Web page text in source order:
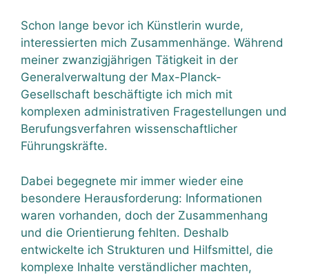
Schon lange bevor ich Künstlerin wurde,
interessierten mich Zusammenhänge. Während
meiner zwanzigjährigen Tätigkeit in der
Generalverwaltung der Max-Planck-
Gesellschaft beschäftigte ich mich mit
komplexen administrativen Fragestellungen und
Berufungsverfahren wissenschaftlicher
Führungskräfte.
Dabei begegnete mir immer wieder eine
besondere Herausforderung: Informationen
waren vorhanden, doch der Zusammenhang
und die Orientierung fehlten. Deshalb
entwickelte ich Strukturen und Hilfsmittel, die
komplexe Inhalte verständlicher machten,